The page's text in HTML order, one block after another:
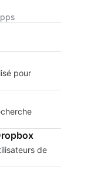
pour
de